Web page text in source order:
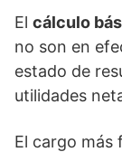
El cálculo
no son en
estado de
utilidades
El cargo más